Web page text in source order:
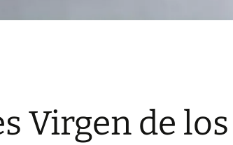
Virgen de los